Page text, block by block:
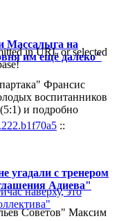
Массалыга на
им ещё далеко"
Франсис
воспитанников
и подробно
с тренером
Адиева"
Советов" Максим
in URL or selected
::